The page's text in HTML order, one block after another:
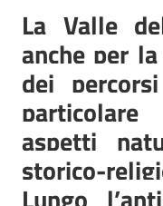
La Valle
anche per
dei
aspetti
storico-